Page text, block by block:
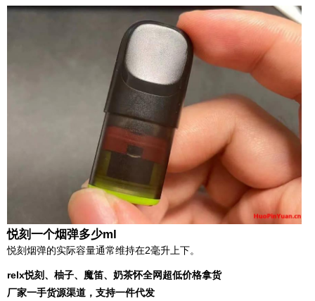
悦刻一个烟弹多少ml
悦刻烟弹的实际容量通常维持在2毫升上下。
relx悦刻、柚子、魔笛、奶茶怀全网超低价格拿货
厂家一手货源渠道，支持一件代发